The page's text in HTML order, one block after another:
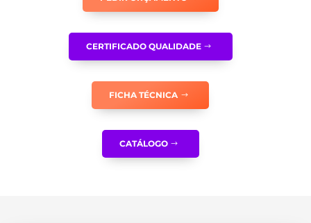
CERTIFICADO QUALIDADE
FICHA TÉCNICA
CATÁLOGO